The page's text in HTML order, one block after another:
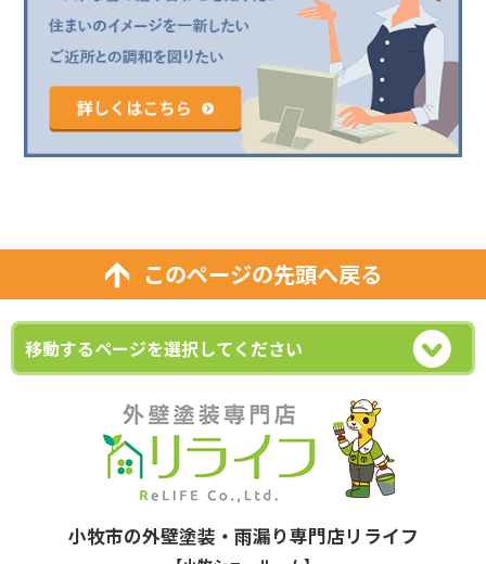
このページの先頭へ戻る
小牧市の外壁塗装・雨漏り専門店リライフ